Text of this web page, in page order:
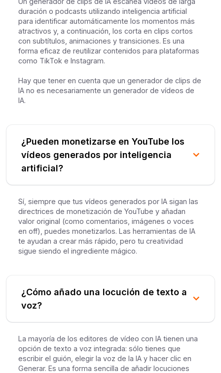
duración o podcasts utilizando inteligencia artificial
para identificar automáticamente los momentos más
atractivos y, a continuación, los corta en clips cortos
con subtítulos, animaciones y transiciones. Es una
forma eficaz de reutilizar contenidos para plataformas
como TikTok e Instagram.
Hay que tener en cuenta que un generador de clips de
IA no es necesariamente un generador de vídeos de
IA.
¿Pueden monetizarse en YouTube los
vídeos generados por inteligencia
artificial?
Sí, siempre que tus vídeos generados por IA sigan las
directrices de monetización de YouTube y añadan
valor original (como comentarios, imágenes o voces
en off), puedes monetizarlos. Las herramientas de IA
te ayudan a crear más rápido, pero tu creatividad
sigue siendo el ingrediente mágico.
¿Cómo añado una locución de texto a
voz?
La mayoría de los editores de vídeo con IA tienen una
opción de texto a voz integrada: sólo tienes que
escribir el guión, elegir la voz de la IA y hacer clic en
Generar. Es una forma sencilla de añadir locuciones